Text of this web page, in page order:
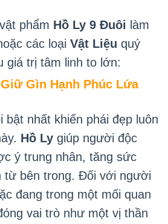
phẩm Hồ Ly 9 Đuôi làm
các loại Vật Liệu quý
giá trị tâm linh to lớn:
Gìn Hạnh Phúc Lứa
bật nhất khiến phái đẹp luôn
Hồ Ly giúp người độc
ý trung nhân, tăng sức
từ bên trong. Đối với người
đang trong một mối quan
vai trò như một vị thần